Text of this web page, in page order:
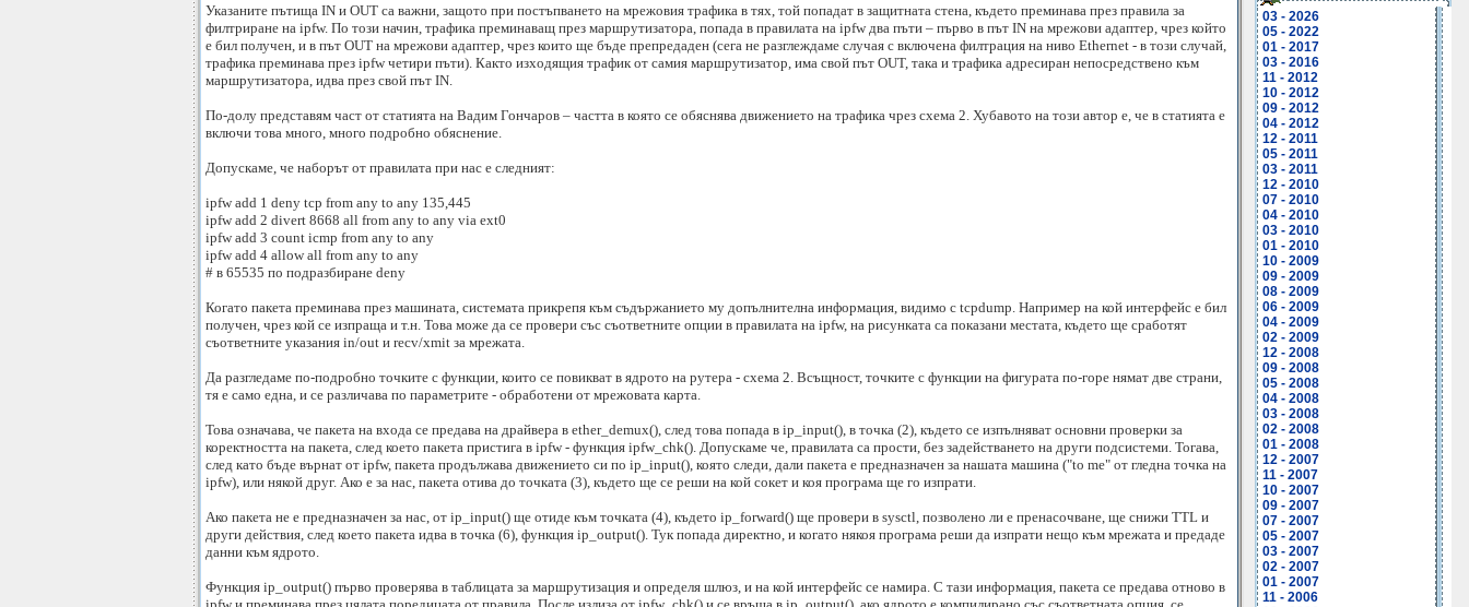
Указаните пътища IN и OUT са важни, защото при постъпването на мрежовия трафика в тях, той попадат в защитната стена, където преминава през правила за
филтриране на ipfw. По този начин, трафика преминаващ през маршрутизатора, попада в правилата на ipfw два пъти – първо в път IN на мрежови адаптер, чрез който
е бил получен, и в път OUT на мрежови адаптер, чрез които ще бъде препредаден (сега не разглеждаме случая с включена филтрация на ниво Ethernet - в този случай,
трафика преминава през ipfw четири пъти). Както изходящия трафик от самия маршрутизатор, има свой път OUT, така и трафика адресиран непосредствено към
маршрутизатора, идва през свой път IN.
По-долу представям част от статията на Вадим Гончаров – частта в която се обяснява движението на трафика чрез схема 2. Хубавото на този автор е, че в статията е
включи това много, много подробно обяснение.
Допускаме, че наборът от правилата при нас е следният:
ipfw add 1 deny tcp from any to any 135,445
ipfw add 2 divert 8668 all from any to any via ext0
ipfw add 3 count icmp from any to any
ipfw add 4 allow all from any to any
# в 65535 по подразбиране deny
Когато пакета преминава през машината, системата прикрепя към съдържанието му допълнителна информация, видимо с tcpdump. Например на кой интерфейс е бил
получен, чрез кой се изпраща и т.н. Това може да се провери със съответните опции в правилата на ipfw, на рисунката са показани местата, където ще сработят
съответните указания in/out и recv/xmit за мрежата.
Да разгледаме по-подробно точките с функции, които се повикват в ядрото на рутера - схема 2. Всъщност, точките с функции на фигурата по-горе нямат две страни,
тя е само една, и се различава по параметрите - обработени от мрежовата карта.
Това означава, че пакета на входа се предава на драйвера в ether_demux(), след това попада в ip_input(), в точка (2), където се изпълняват основни проверки за
коректността на пакета, след което пакета пристига в ipfw - функция ipfw_chk(). Допускаме че, правилата са прости, без задействането на други подсистеми. Тогава,
след като бъде върнат от ipfw, пакета продължава движението си по ip_input(), която следи, дали пакета е предназначен за нашата машина ("to me" от гледна точка на
ipfw), или някой друг. Ако e за нас, пакета отива до точката (3), където ще се реши на кой сокет и коя програма ще го изпрати.
Ако пакета не е предназначен за нас, от ip_input() ще отиде към точката (4), където ip_forward() ще провери в sysctl, позволено ли е пренасочване, ще снижи TTL и
други действия, след което пакета идва в точка (6), функция ip_output(). Тук попада директно, и когато някоя програма реши да изпрати нещо към мрежата и предаде
данни към ядрото.
Функция ip_output() първо проверява в таблицата за маршрутизация и определя шлюз, и на кой интерфейс се намира. С тази информация, пакета се предава отново в
03 - 2026
05 - 2022
01 - 2017
03 - 2016
11 - 2012
10 - 2012
09 - 2012
04 - 2012
12 - 2011
05 - 2011
03 - 2011
12 - 2010
07 - 2010
04 - 2010
03 - 2010
01 - 2010
10 - 2009
09 - 2009
08 - 2009
06 - 2009
04 - 2009
02 - 2009
12 - 2008
09 - 2008
05 - 2008
04 - 2008
03 - 2008
02 - 2008
01 - 2008
12 - 2007
11 - 2007
10 - 2007
09 - 2007
07 - 2007
05 - 2007
03 - 2007
02 - 2007
01 - 2007
11 - 2006